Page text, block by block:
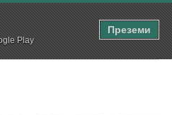
Play
Преземи